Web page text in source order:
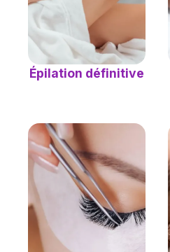
Épilation définitive